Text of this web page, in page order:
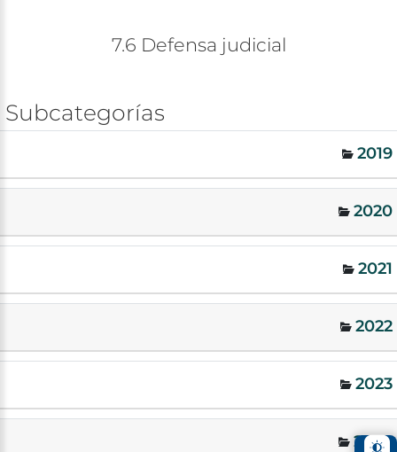
7.6 Defensa judicial
Subcategorías
2019
2020
2021
2022
2023
2024